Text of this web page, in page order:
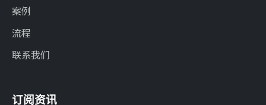
案例
流程
联系我们
订阅资讯